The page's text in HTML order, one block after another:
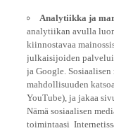
Analytiikka ja
analytiikan avulla
kiinnostavaa
julkaisijoiden
ja Google.
mahdollisuuden
YouTube), ja jakaa
Nämä sosiaalisen
toimintaasi